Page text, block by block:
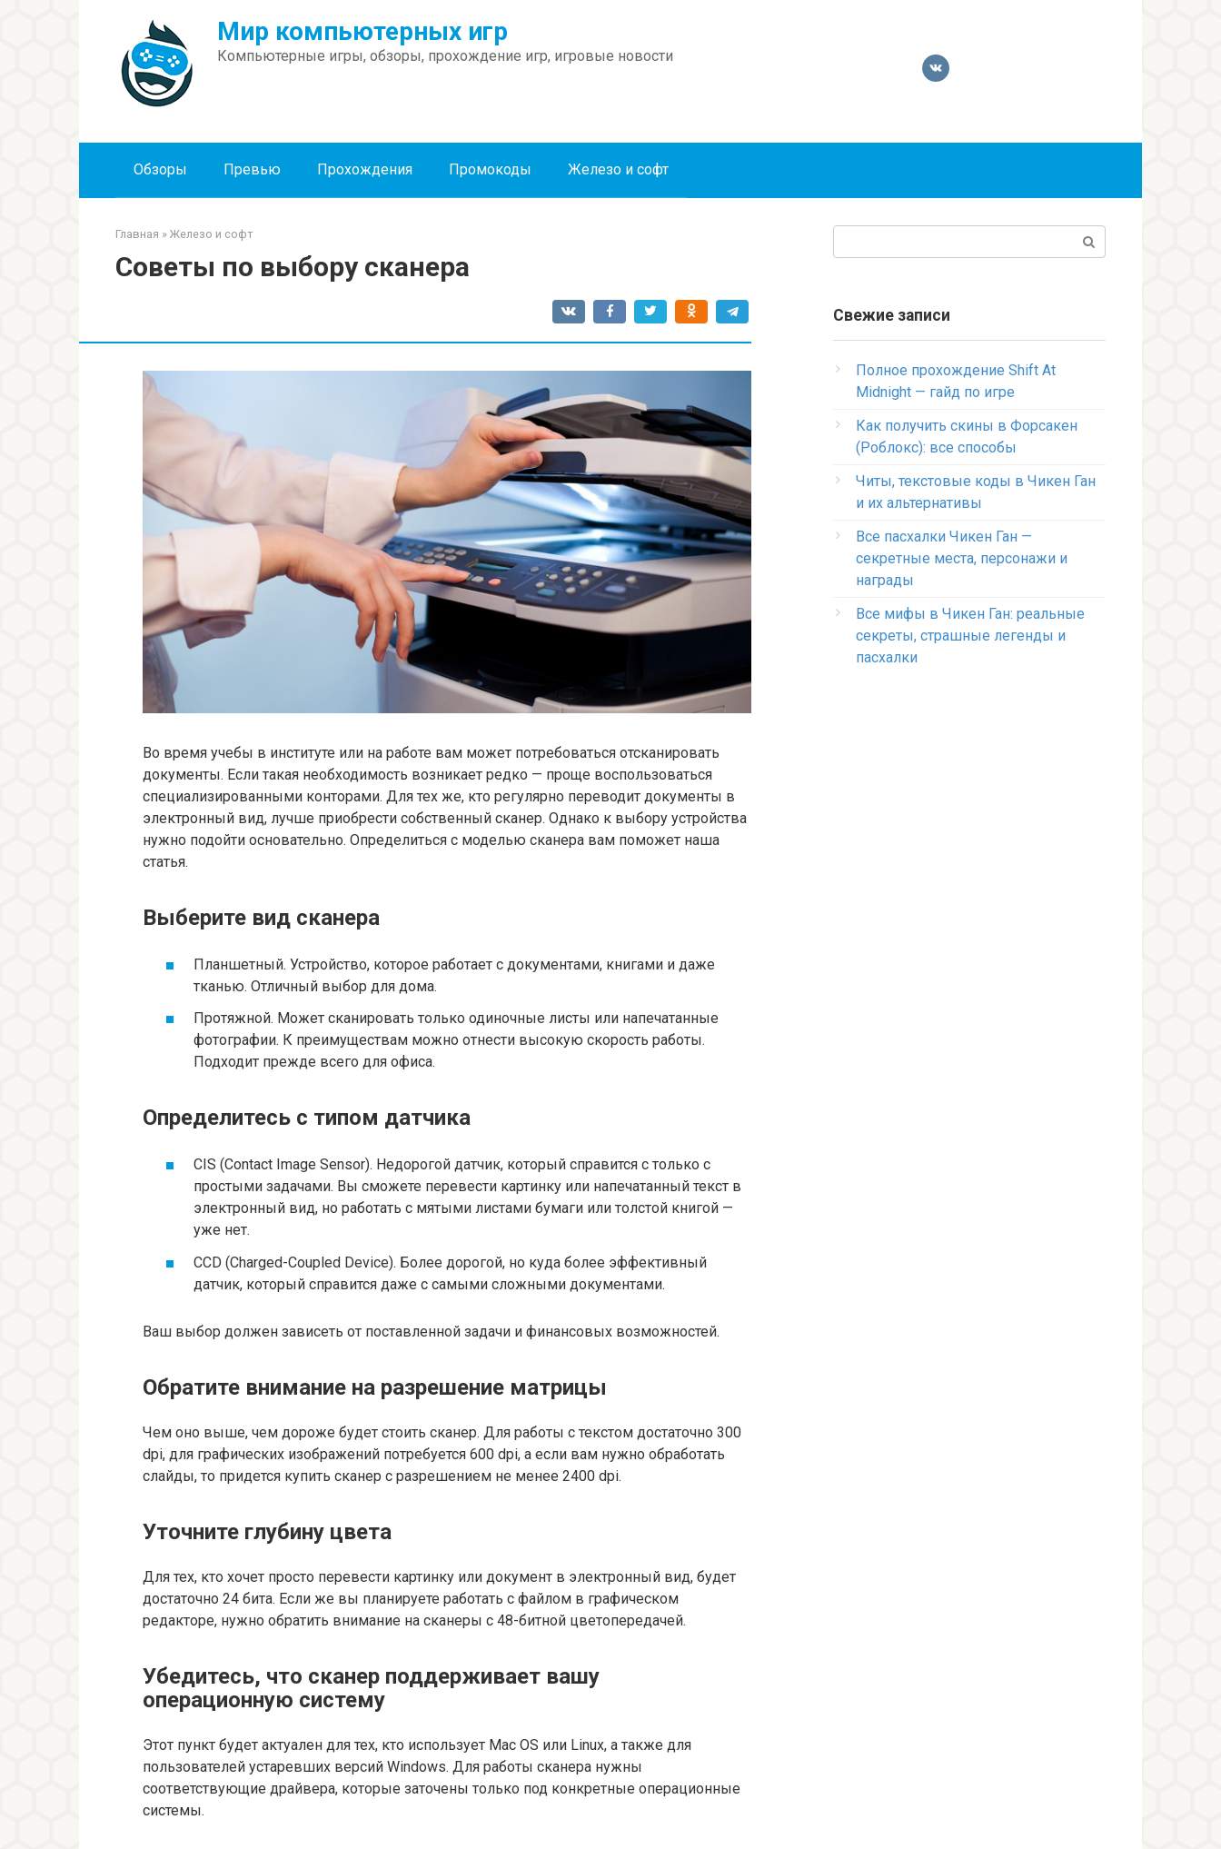
Мир компьютерных игр
Компьютерные игры, обзоры, прохождение игр, игровые новости
Обзоры Превью Прохождения Промокоды Железо и софт
Главная » Железо и софт
Советы по выбору сканера
Во время учебы в институте или на работе вам может потребоваться отсканировать
документы. Если такая необходимость возникает редко — проще воспользоваться
специализированными конторами. Для тех же, кто регулярно переводит документы в
электронный вид, лучше приобрести собственный сканер. Однако к выбору устройства
нужно подойти основательно. Определиться с моделью сканера вам поможет наша
статья.
Выберите вид сканера
Планшетный. Устройство, которое работает с документами, книгами и даже
тканью. Отличный выбор для дома.
Протяжной. Может сканировать только одиночные листы или напечатанные
фотографии. К преимуществам можно отнести высокую скорость работы.
Подходит прежде всего для офиса.
Определитесь с типом датчика
CIS (Contact Image Sensor). Недорогой датчик, который справится с только с
простыми задачами. Вы сможете перевести картинку или напечатанный текст в
электронный вид, но работать с мятыми листами бумаги или толстой книгой —
уже нет.
CCD (Charged-Coupled Device). Более дорогой, но куда более эффективный
датчик, который справится даже с самыми сложными документами.
Ваш выбор должен зависеть от поставленной задачи и финансовых возможностей.
Обратите внимание на разрешение матрицы
Чем оно выше, чем дороже будет стоить сканер. Для работы с текстом достаточно 300
dpi, для графических изображений потребуется 600 dpi, а если вам нужно обработать
слайды, то придется купить сканер с разрешением не менее 2400 dpi.
Уточните глубину цвета
Для тех, кто хочет просто перевести картинку или документ в электронный вид, будет
достаточно 24 бита. Если же вы планируете работать с файлом в графическом
редакторе, нужно обратить внимание на сканеры с 48-битной цветопередачей.
Убедитесь, что сканер поддерживает вашу
операционную систему
Этот пункт будет актуален для тех, кто использует Mac OS или Linux, а также для
пользователей устаревших версий Windows. Для работы сканера нужны
соответствующие драйвера, которые заточены только под конкретные операционные
системы.
Свежие записи
Полное прохождение Shift At
Midnight — гайд по игре
Как получить скины в Форсакен
(Роблокс): все способы
Читы, текстовые коды в Чикен Ган
и их альтернативы
Все пасхалки Чикен Ган —
секретные места, персонажи и
награды
Все мифы в Чикен Ган: реальные
секреты, страшные легенды и
пасхалки